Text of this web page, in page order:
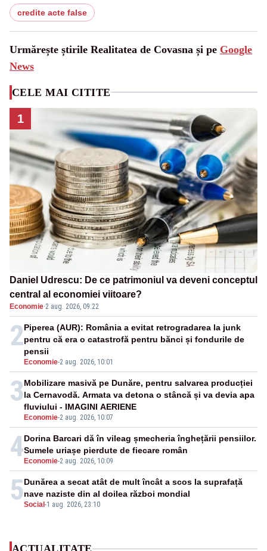
credite acte false
Urmărește știrile Realitatea de Covasna și pe Google
News
CELE MAI CITITE
1
Daniel Udrescu: De ce patrimoniul va deveni conceptul
central al economiei viitoare?
Economie·2 aug. 2026, 09:22
2
Economie-2 aug. 2026, 10:01
Piperea (AUR): România a evitat retrogradarea la junk
pentru că era o catastrofă pentru bănci și fondurile de
pensii
3
Economie-2 aug. 2026, 10:07
Mobilizare masivă pe Dunăre, pentru salvarea producției
la Cernavodă. Armata va detona o stâncă și va devia apa
fluviului - IMAGINI AERIENE
4 Economie-2 aug. 2026, 10:09
Dorina Barcari dă în vileag șmecheria înghețării pensiilor.
Sumele uriașe pierdute de fiecare român
5Social -1 aug. 2026, 23:10
Dunărea a secat atât de mult încât a scos la suprafață
nave naziste din al doilea război mondial